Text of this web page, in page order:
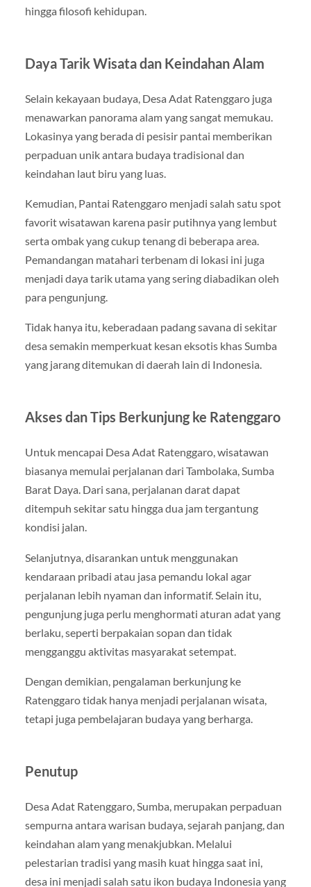
hingga filosofi kehidupan.
Daya Tarik Wisata dan Keindahan Alam
Selain kekayaan budaya, Desa Adat Ratenggaro juga
menawarkan panorama alam yang sangat memukau.
Lokasinya yang berada di pesisir pantai memberikan
perpaduan unik antara budaya tradisional dan
keindahan laut biru yang luas.
Kemudian, Pantai Ratenggaro menjadi salah satu spot
favorit wisatawan karena pasir putihnya yang lembut
serta ombak yang cukup tenang di beberapa area.
Pemandangan matahari terbenam di lokasi ini juga
menjadi daya tarik utama yang sering diabadikan oleh
para pengunjung.
Tidak hanya itu, keberadaan padang savana di sekitar
desa semakin memperkuat kesan eksotis khas Sumba
yang jarang ditemukan di daerah lain di Indonesia.
Akses dan Tips Berkunjung ke Ratenggaro
Untuk mencapai Desa Adat Ratenggaro, wisatawan
biasanya memulai perjalanan dari Tambolaka, Sumba
Barat Daya. Dari sana, perjalanan darat dapat
ditempuh sekitar satu hingga dua jam tergantung
kondisi jalan.
Selanjutnya, disarankan untuk menggunakan
kendaraan pribadi atau jasa pemandu lokal agar
perjalanan lebih nyaman dan informatif. Selain itu,
pengunjung juga perlu menghormati aturan adat yang
berlaku, seperti berpakaian sopan dan tidak
mengganggu aktivitas masyarakat setempat.
Dengan demikian, pengalaman berkunjung ke
Ratenggaro tidak hanya menjadi perjalanan wisata,
tetapi juga pembelajaran budaya yang berharga.
Penutup
Desa Adat Ratenggaro, Sumba, merupakan perpaduan
sempurna antara warisan budaya, sejarah panjang, dan
keindahan alam yang menakjubkan. Melalui
pelestarian tradisi yang masih kuat hingga saat ini,
desa ini menjadi salah satu ikon budaya Indonesia yang